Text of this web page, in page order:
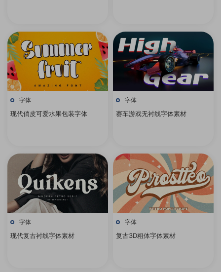
字体
现代俏皮可爱水果包装字体
字体
赛车游戏无衬线字体素材
字体
现代复古衬线字体素材
字体
复古3D粗体字体素材